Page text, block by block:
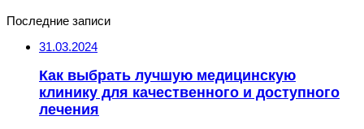
Последние записи
31.03.2024
Как выбрать лучшую медицинскую
клинику для качественного и доступного
лечения